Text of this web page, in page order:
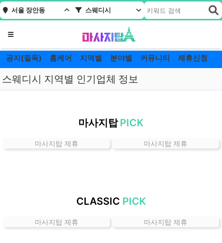
서울 장안동 스웨디시
메뉴
공지(필독) 홈케어 지역별 분야별 커뮤니티 제휴신청
스웨디시 지역별 인기업체 정보
동
는
마사지탑 PICK
마사지탑 제휴 마사지탑 제휴
CLASSIC PICK
마사지탑 제휴 마사지탑 제휴